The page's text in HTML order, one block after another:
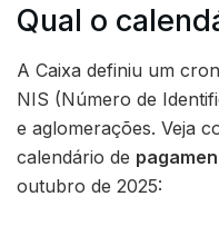
Qual o
A Caixa definiu um
NIS (Número de
e aglomerações. Veja
calendário de
outubro de 2025: